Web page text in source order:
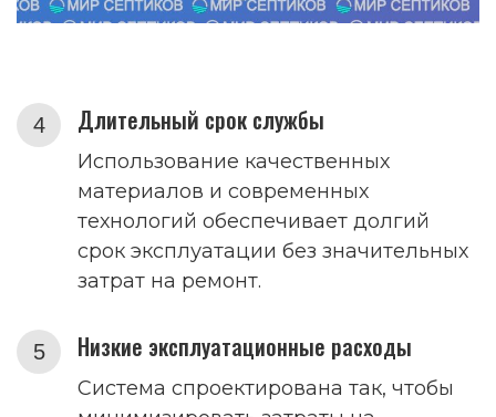
Длительный срок службы
Использование качественных
материалов и современных
технологий обеспечивает долгий
срок эксплуатации без значительных
затрат на ремонт.
Низкие эксплуатационные расходы
Система спроектирована так, чтобы